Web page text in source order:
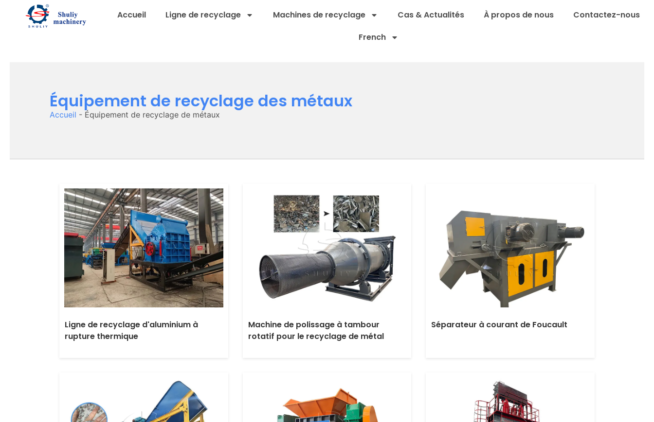
Accueil Ligne de recyclage Machines de recyclage Cas & Actualités À propos de nous
Contactez-nous
French
Équipement de recyclage des métaux
Accueil - Équipement de recyclage de métaux
Ligne de recyclage d'aluminium à
rupture thermique
Machine de polissage à tambour
rotatif pour le recyclage de métal
Séparateur à courant de Foucault